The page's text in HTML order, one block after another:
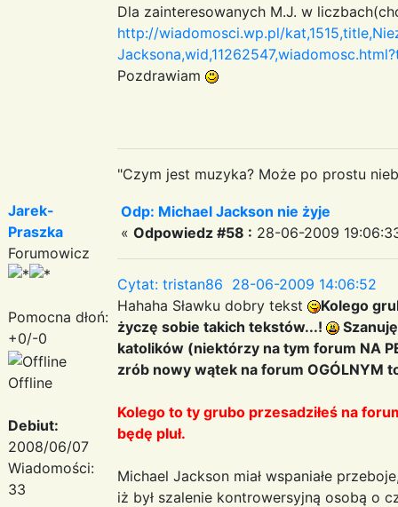
Dla zainteresowanych M.J. w
http://wiadomosci.wp.pl/
Pozdrawiam
"Czym jest muzyka? Może po prostu
Jarek-
Praszka
Forumowicz
Pomocna dłoń:
+0/-0
Offline
Debiut:
2008/06/07
Wiadomości:
33
Odp: Michael Jackson nie żyje
« Odpowiedz #58 : 28-06-2009
Cytat: tristan86 28-06-2009 14:06:52
Hahaha Sławku dobry tekst
Kolego
życzę sobie takich tekstów...!
katolików (niektórzy na tym forum NA
zrób nowy wątek na forum OGÓLNYM
Kolego to ty grubo przesadziłeś na
będę pluł.
Michael Jackson miał wspaniałe
iż był szalenie kontrowersyjną osobą o